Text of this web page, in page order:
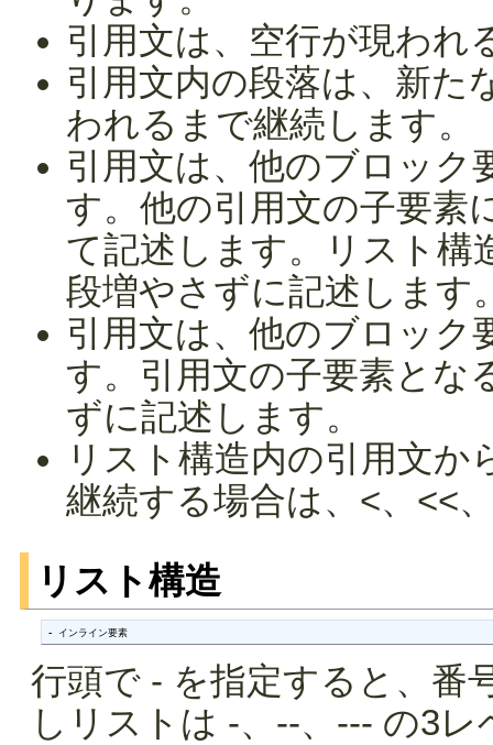
引用文は、空行が現われ
引用文内の段落は、新た
われるまで継続します。
引用文は、他のブロック
す。他の引用文の子要素
て記述します。リスト構
段増やさずに記述します
引用文は、他のブロック
す。引用文の子要素とな
ずに記述します。
リスト構造内の引用文か
継続する場合は、<、<<
リスト構造
- インライン要素
行頭で - を指定すると、番
しリストは -、--、--- の3